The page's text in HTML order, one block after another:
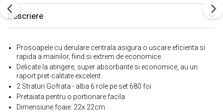
Descriere
Prosoapele cu derulare centrala asigura o uscare eficienta si
rapida a mainilor, fiind si extrem de economice.
Delicate la atingere, super absorbante si economice, au un
raport pret-calitate excelent.
2 Straturi Gofrata - alba 6 role pe set 680 foi
Pretaiata pentru o portionare facila
Dimensiune foaie: 22x 22cm